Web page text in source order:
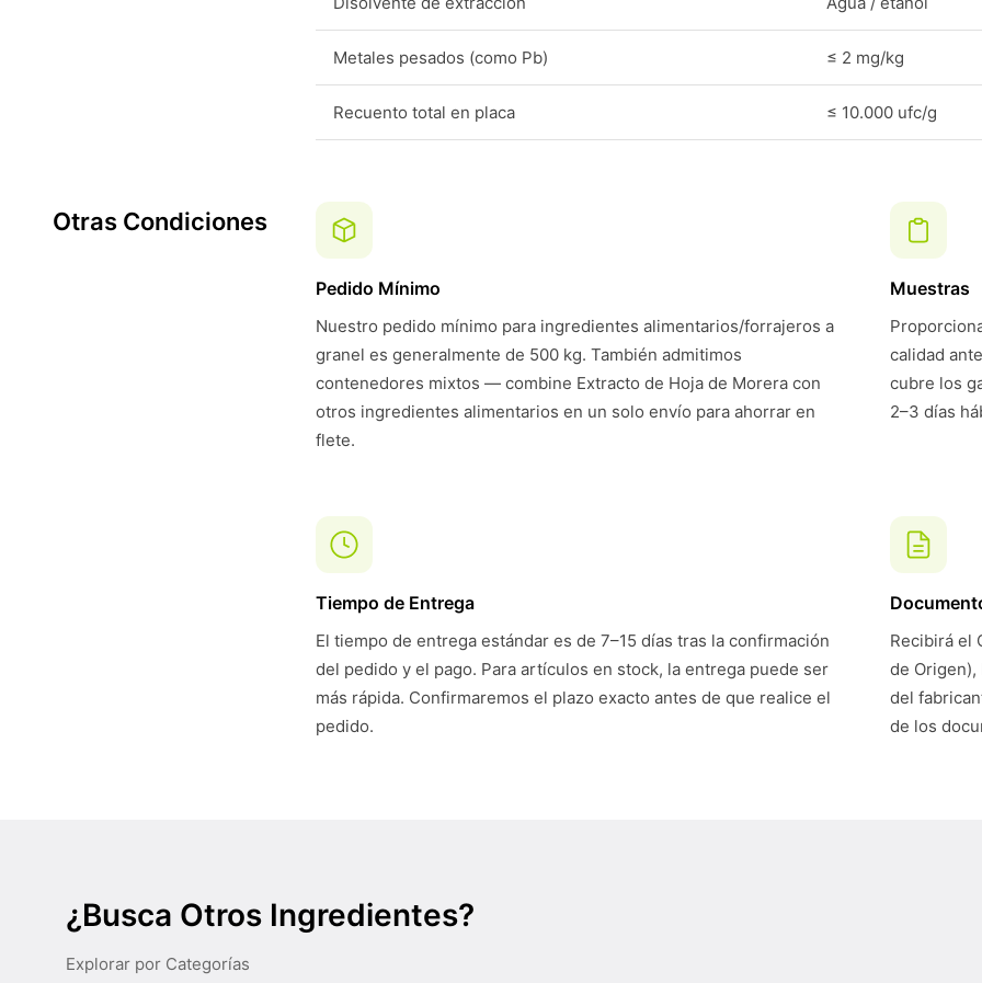
Metales pesados (como Pb) ≤ 2 mg/kg
Recuento total en placa ≤ 10.000 ufc/g
Otras Condiciones
Pedido Mínimo
Nuestro pedido mínimo para ingredientes alimentarios/forrajeros a
granel es generalmente de 500 kg. También admitimos
contenedores mixtos — combine Extracto de Hoja de Morera con
otros ingredientes alimentarios en un solo envío para ahorrar en
flete.
Muestras
calidad
cubre los
2–3 días
Tiempo de Entrega
El tiempo de entrega estándar es de 7–15 días tras la confirmación
del pedido y el pago. Para artículos en stock, la entrega puede ser
más rápida. Confirmaremos el plazo exacto antes de que realice el
pedido.
Recibirá el
de
del
de los
¿Busca Otros Ingredientes?
Explorar por Categorías